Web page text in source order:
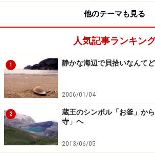
他のテーマも見る
人気記事ランキン
1 静かな海辺で貝拾いなんて
2006/01/04
2
蔵王のシンボル「お釜」か
寺」へ
2013/06/05